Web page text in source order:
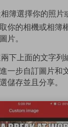
簿選擇你的照片
你的相機或相簿
片。
下上面的文字列
一步自訂圖片和
儲存並且分享。